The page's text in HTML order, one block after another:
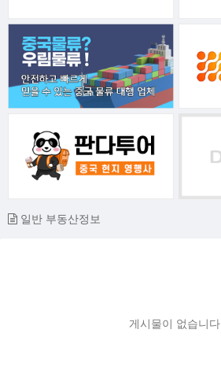
일반 부동산정보
게시물이 없습니다.